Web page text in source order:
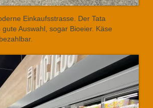
Einkaufsstrasse. Der Tata
Auswahl, sogar Bioeier. Käse